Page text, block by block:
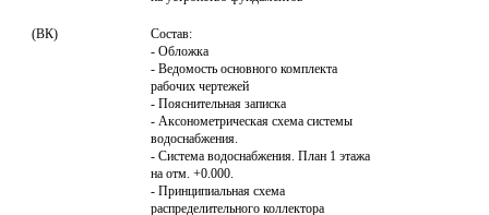
(ВК)
Состав:
- Обложка
- Ведомость основного комплекта
рабочих чертежей
- Пояснительная записка
- Аксонометрическая схема системы
водоснабжения.
- Система водоснабжения. План 1 этажа
на отм. +0.000.
- Принципиальная схема
распределительного коллектора